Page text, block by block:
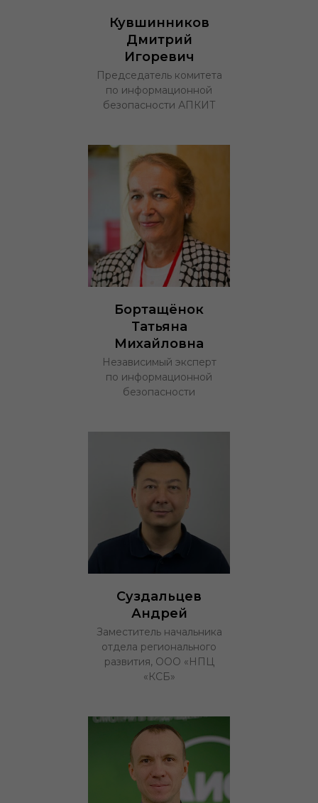
Кувшинников
Дмитрий
Игоревич
Председатель комитета
по информационной
безопасности АПКИТ
Бортащёнок
Татьяна
Михайловна
Независимый эксперт
по информационной
безопасности
Суздальцев
Андрей
Заместитель начальника
отдела регионального
развития, ООО «НПЦ
«КСБ»